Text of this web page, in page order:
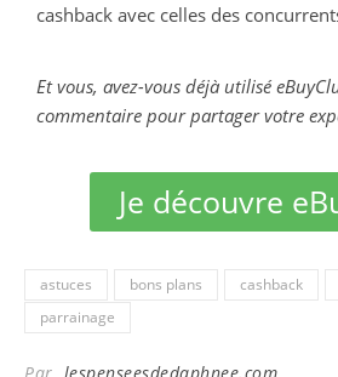
cashback avec celles des
Et vous, avez-vous déjà utilisé
commentaire pour partager votre
Je découvre
astuces bons plans cashback
parrainage